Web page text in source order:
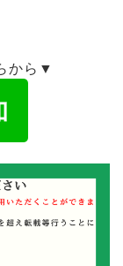
から▼